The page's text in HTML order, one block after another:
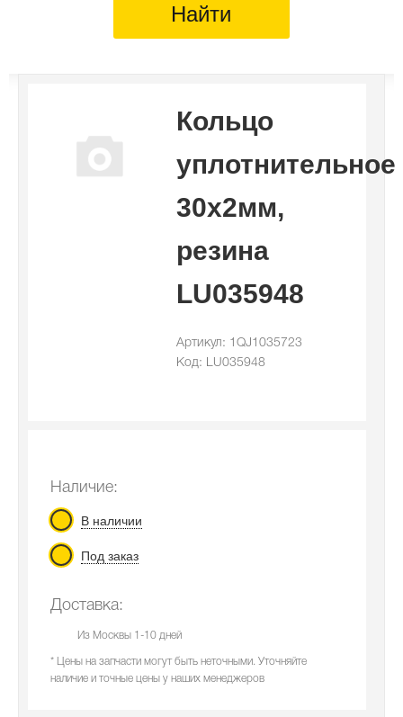
Найти
Кольцо
уплотнительное
30x2мм,
резина
LU035948
Артикул: 1QJ1035723
Код: LU035948
Наличие:
В наличии
Под заказ
Доставка:
Из Москвы 1-10 дней
* Цены на запчасти могут быть неточными. Уточняйте
наличие и точные цены у наших менеджеров